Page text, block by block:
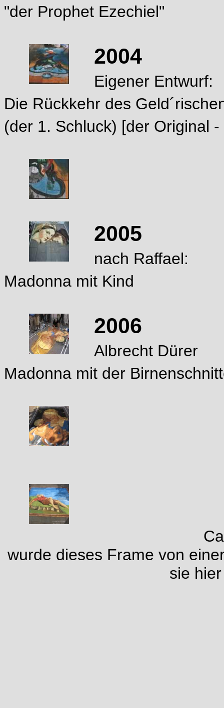
"der Prophet Ezechiel"
2004
Eigener Entwurf:
Die Rückkehr des
(der 1. Schluck) [der Original
2005
nach Raffael:
Madonna mit Kind
2006
Albrecht Dürer
Madonna mit der
wurde dieses Frame von
sie